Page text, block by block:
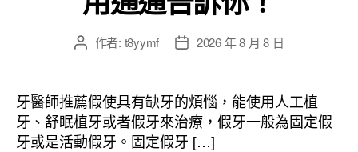
文
者
作者: t8yymf
文
佈
日
期
2026 年 8 月 8 日
牙醫師推薦假使具有缺牙的煩惱，能使用人工植
牙、舒眠植牙或者假牙來治療，假牙一般為固定假
牙或是活動假牙。固定假牙 […]